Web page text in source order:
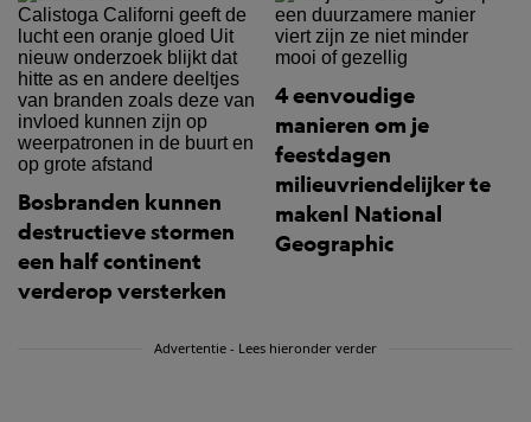
Bosbranden kunnen
destructieve stormen
een half continent
verderop versterken
4 eenvoudige
manieren om je
feestdagen
milieuvriendelijker te
maken| National
Geographic
Advertentie - Lees hieronder verder